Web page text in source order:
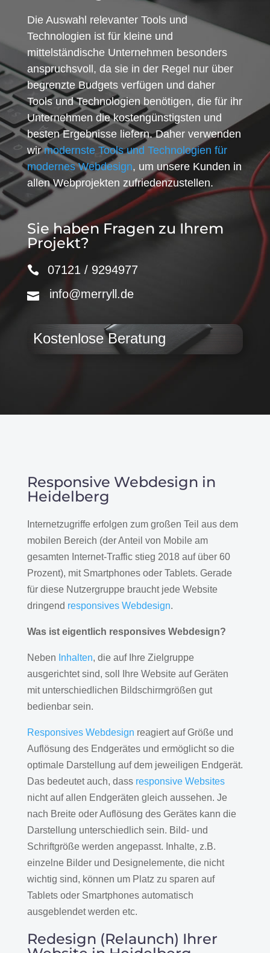
Die Auswahl relevanter Tools und
Technologien ist für kleine und
mittelständische Unternehmen besonders
anspruchsvoll, da sie in der Regel nur über
begrenzte Budgets verfügen und daher
Tools und Technologien benötigen, die für ihr
Unternehmen die kostengünstigsten und
besten Ergebnisse liefern. Daher verwenden
wirmodernste Tools und Technologien für
modernes Webdesign, um unsere Kunden in
allen Webprojekten zufriedenzustellen.
Sie haben Fragen zu Ihrem
Projekt?
07121 / 9294977
info@merryll.de
Kostenlose Beratung
Responsive Webdesign in
Heidelberg
Internetzugriffe erfolgen zum großen Teil aus dem
mobilen Bereich (der Anteil von Mobile am
gesamten Internet-Traffic stieg 2018 auf über 60
Prozent), mit Smartphones oder Tablets. Gerade
für diese Nutzergruppe braucht jede Website
dringend responsives Webdesign.
Was ist eigentlich responsives Webdesign?
Neben Inhalten, die auf Ihre Zielgruppe
ausgerichtet sind, soll Ihre Website auf Geräten
mit unterschiedlichen Bildschirmgrößen gut
bedienbar sein.
Responsives Webdesign reagiert auf Größe und
Auflösung des Endgerätes und ermöglicht so die
optimale Darstellung auf dem jeweiligen Endgerät.
Das bedeutet auch, dass responsive Websites
nicht auf allen Endgeräten gleich aussehen. Je
nach Breite oder Auflösung des Gerätes kann die
Darstellung unterschiedlich sein. Bild- und
Schriftgröße werden angepasst. Inhalte, z.B.
einzelne Bilder und Designelemente, die nicht
wichtig sind, können um Platz zu sparen auf
Tablets oder Smartphones automatisch
ausgeblendet werden etc.
Redesign (Relaunch) Ihrer